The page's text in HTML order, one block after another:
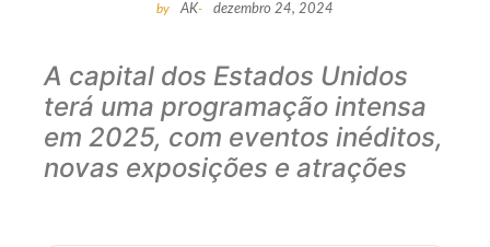
by AK- dezembro 24, 2024
A capital dos Estados Unidos
terá uma programação intensa
em 2025, com eventos inéditos,
novas exposições e atrações